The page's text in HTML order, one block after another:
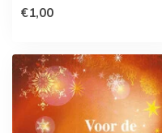
€1,00